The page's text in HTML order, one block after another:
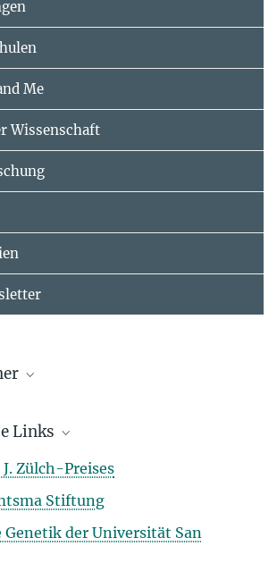
Me
Wissenschaft
Stoffwechselforschung, Köln
Links
Zülch-Preises
Stiftung
der Universität San